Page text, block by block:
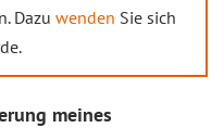
Dazu wenden Sie sich
meines